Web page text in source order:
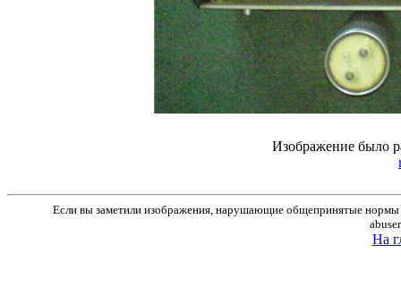
Изображение было
Если вы заметили изображения, нарушающие общепринятые нормы
На